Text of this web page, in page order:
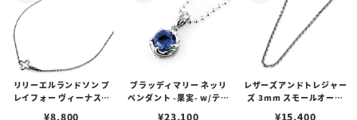
リリーエルランドソン プ
レイフォー ヴィーナスチ
¥8,800
ブラッディマリー ネッリ
ペンダント -果実- w/ティ
¥23,100
レザーズアンドトレジャー
ズ 3mm スモールオーバ
¥15,400